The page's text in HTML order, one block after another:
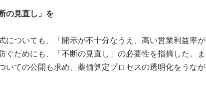
の見直し」を
についても、「開示が不十分なうえ、高い営業利益率が
ぐためにも、「不断の見直し」の必要性を指摘した。ま
いての公開も求め、薬価算定プロセスの透明化をうなが